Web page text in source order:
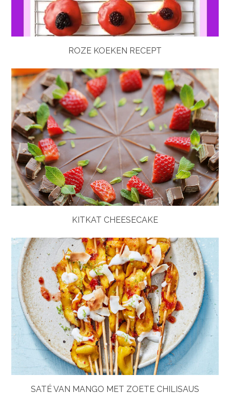
ROZE KOEKEN RECEPT
KITKAT CHEESECAKE
SATÉ VAN MANGO MET ZOETE CHILISAUS